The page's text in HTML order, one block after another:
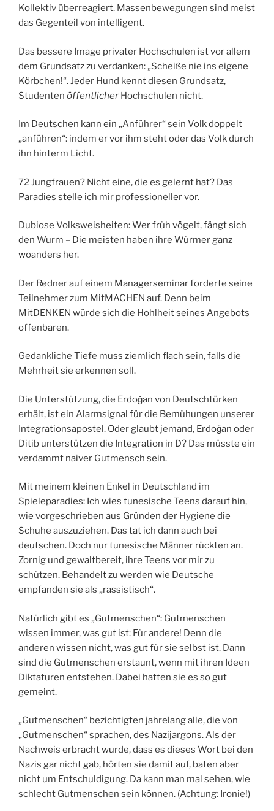
Kollektiv überreagiert. Massenbewegungen sind meist
das Gegenteil von intelligent.
Das bessere Image privater Hochschulen ist vor allem
dem Grundsatz zu verdanken: „Scheiße nie ins eigene
Körbchen!“. Jeder Hund kennt diesen Grundsatz,
Studenten öffentlicher Hochschulen nicht.
Im Deutschen kann ein „Anführer“ sein Volk doppelt
„anführen“: indem er vor ihm steht oder das Volk durch
ihn hinterm Licht.
72 Jungfrauen? Nicht eine, die es gelernt hat? Das
Paradies stelle ich mir professioneller vor.
Dubiose Volksweisheiten: Wer früh vögelt, fängt sich
den Wurm – Die meisten haben ihre Würmer ganz
woanders her.
Der Redner auf einem Managerseminar forderte seine
Teilnehmer zum MitMACHEN auf. Denn beim
MitDENKEN würde sich die Hohlheit seines Angebots
offenbaren.
Gedankliche Tiefe muss ziemlich flach sein, falls die
Mehrheit sie erkennen soll.
Die Unterstützung, die Erdoǧan von Deutschtürken
erhält, ist ein Alarmsignal für die Bemühungen unserer
Integrationsapostel. Oder glaubt jemand, Erdoǧan oder
Ditib unterstützen die Integration in D? Das müsste ein
verdammt naiver Gutmensch sein.
Mit meinem kleinen Enkel in Deutschland im
Spieleparadies: Ich wies tunesische Teens darauf hin,
wie vorgeschrieben aus Gründen der Hygiene die
Schuhe auszuziehen. Das tat ich dann auch bei
deutschen. Doch nur tunesische Männer rückten an.
Zornig und gewaltbereit, ihre Teens vor mir zu
schützen. Behandelt zu werden wie Deutsche
empfanden sie als „rassistisch“.
Natürlich gibt es „Gutmenschen“: Gutmenschen
wissen immer, was gut ist: Für andere! Denn die
anderen wissen nicht, was gut für sie selbst ist. Dann
sind die Gutmenschen erstaunt, wenn mit ihren Ideen
Diktaturen entstehen. Dabei hatten sie es so gut
gemeint.
„Gutmenschen“ bezichtigten jahrelang alle, die von
„Gutmenschen“ sprachen, des Nazijargons. Als der
Nachweis erbracht wurde, dass es dieses Wort bei den
Nazis gar nicht gab, hörten sie damit auf, baten aber
nicht um Entschuldigung. Da kann man mal sehen, wie
schlecht Gutmenschen sein können. (Achtung: Ironie!)